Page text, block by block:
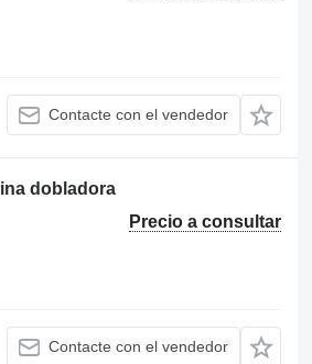
Contacte con el vendedor
dobladora
Precio a consultar
Contacte con el vendedor